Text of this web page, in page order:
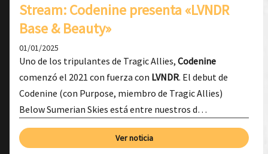
Stream: Codenine presenta «LVNDR
Base & Beauty»
01/01/2025
Uno de los tripulantes de Tragic Allies, Codenine
comenzó el 2021 con fuerza con LVNDR. El debut de
Codenine (con Purpose, miembro de Tragic Allies)
Below Sumerian Skies está entre nuestros d…
Ver noticia